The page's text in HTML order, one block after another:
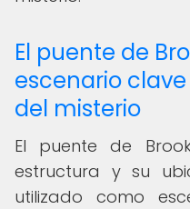
El puente de
escenario
del misterio
El puente de
estructura y su
utilizado como